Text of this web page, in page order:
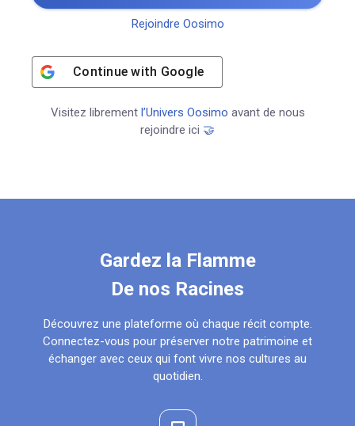
Gardez la Flamme
De nos Racines
Découvrez une plateforme où chaque récit compte.
Connectez-vous pour préserver notre patrimoine et
échanger avec ceux qui font vivre nos cultures au
quotidien.
Rejoindre Oosimo
Continue with Google
Visitez librement l’Univers Oosimo avant de nous
rejoindre ici 🤝